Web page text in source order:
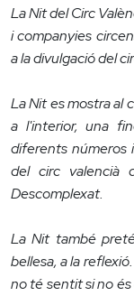
La Nit del Circ
i companyies
a la divulgació del
La Nit es mostra al
a l'interior, una
diferents números
del circ valencià
Descomplexat.
La Nit també
bellesa, a la
no té sentit si no